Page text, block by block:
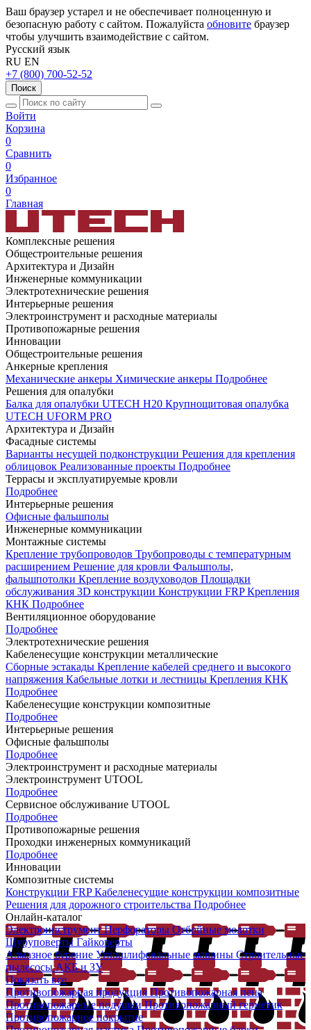
Ваш браузер устарел и не обеспечивает полноценную и
безопасную работу с сайтом. Пожалуйста обновите браузер
чтобы улучшить взаимодействие с сайтом.
Русский язык
RU EN
+7 (800) 700-52-52
Поиск
Войти
Корзина
0
Сравнить
0
Избранное
0
Главная
Комплексные решения
Общестроительные решения
Архитектура и Дизайн
Инженерные коммуникации
Электротехнические решения
Интерьерные решения
Электроинструмент и расходные материалы
Противопожарные решения
Инновации
Общестроительные решения
Анкерные крепления
Механические анкеры Химические анкеры Подробнее
Решения для опалубки
Балка для опалубки UTECH H20 Крупнощитовая опалубка
UTECH UFORM PRO
Архитектура и Дизайн
Фасадные системы
Варианты несущей подконструкции Решения для крепления
облицовок Реализованные проекты Подробнее
Террасы и эксплуатируемые кровли
Подробнее
Интерьерные решения
Офисные фальшполы
Инженерные коммуникации
Монтажные системы
Крепление трубопроводов Трубопроводы с температурным
расширением Решение для кровли Фальшполы,
фальшпотолки Крепление воздуховодов Площадки
обслуживания 3D конструкции Конструкции FRPКрепления
КНК Подробнее
Вентиляционное оборудование
Подробнее
Электротехнические решения
Кабеленесущие конструкции металлические
Сборные эстакады Крепление кабелей среднего и высокого
напряжения Кабельные лотки и лестницы Крепления КНК
Подробнее
Кабеленесущие конструкции композитные
Подробнее
Интерьерные решения
Офисные фальшполы
Подробнее
Электроинструмент и расходные материалы
Электроинструмент UTOOL
Подробнее
Сервисное обслуживание UTOOL
Подробнее
Противопожарные решения
Проходки инженерных коммуникаций
Подробнее
Инновации
Композитные системы
Конструкции FRPКабеленесущие конструкции композитные
Решения для дорожного строительства Подробнее
Онлайн-каталог
ЭлектроинструментПерфораторы Отбойные молотки
Шуруповерты Гайковерты
Алмазное бурение Углошлифовальные машины Строительные
пылесосыАКБ и ЗУ
Показать все
Противопожарная продукция Противопожарная пена
Противопожарные подушкиПротивопожарный герметик
Противопожарное покрытие